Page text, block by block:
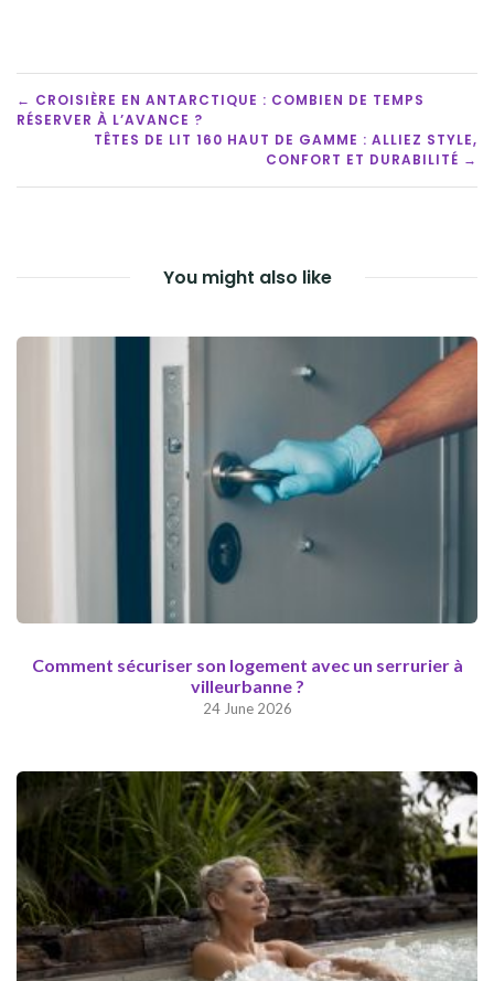
POST
NAVIGATION
← CROISIÈRE EN ANTARCTIQUE : COMBIEN DE TEMPS
RÉSERVER À L’AVANCE ?
TÊTES DE LIT 160 HAUT DE GAMME : ALLIEZ STYLE,
CONFORT ET DURABILITÉ →
You might also like
Comment sécuriser son logement avec un serrurier à
villeurbanne ?
24 June 2026